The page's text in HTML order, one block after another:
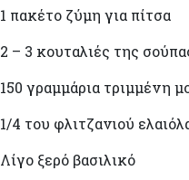
1 πακέτο ζύμη για πίτσα
2 – 3 κουταλιές της
150 γραμμάρια τριμμένη
1/4 του φλιτζανιού
Λίγο ξερό βασιλικό